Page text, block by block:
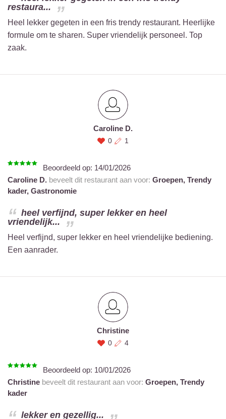
restaura...
Heel lekker gegeten in een fris trendy restaurant. Heerlijke
formule om te sharen. Super vriendelijk personeel. Top
zaak.
Caroline D.
0 1
Beoordeeld op: 14/01/2026
Caroline D. beveelt dit restaurant aan voor: Groepen, Trendy
kader, Gastronomie
heel verfijnd, super lekker en heel
vriendelijk...
Heel verfijnd, super lekker en heel vriendelijke bediening.
Een aanrader.
Christine
0 4
Beoordeeld op: 10/01/2026
Christine beveelt dit restaurant aan voor: Groepen, Trendy
kader
lekker en gezellig...